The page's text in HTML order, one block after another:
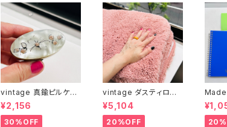
vintage 真鍮ピルケー
ス
¥2,156
30%OFF
vintage ダスティロー
ズ バスマット
¥5,104
20%OFF
Made
冊とお